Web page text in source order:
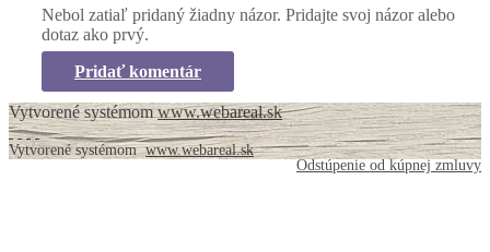
Nebol zatiaľ pridaný žiadny názor. Pridajte svoj názor alebo
dotaz ako prvý.
Pridať komentár
Vytvorené systémomwww.webareal.sk
Vytvorené systémom www.webareal.sk
Odstúpenie od kúpnej zmluvy